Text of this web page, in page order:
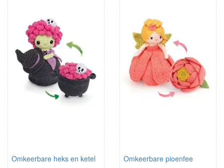
Omkeerbare heks en ketel Omkeerbare pioenfee